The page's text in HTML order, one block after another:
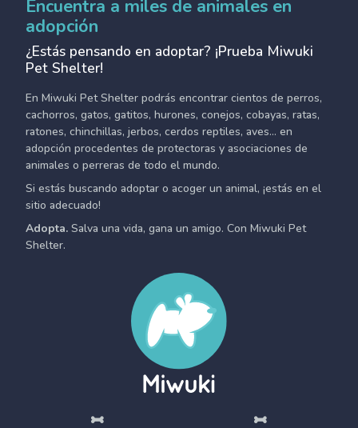
Encuentra a miles de animales en
adopción
¿Estás pensando en adoptar? ¡Prueba Miwuki
Pet Shelter!
En Miwuki Pet Shelter podrás encontrar cientos de perros,
cachorros, gatos, gatitos, hurones, conejos, cobayas, ratas,
ratones, chinchillas, jerbos, cerdos reptiles, aves... en
adopción procedentes de protectoras y asociaciones de
animales o perreras de todo el mundo.
Si estás buscando adoptar o acoger un animal, ¡estás en el
sitio adecuado!
Adopta. Salva una vida, gana un amigo. Con Miwuki Pet
Shelter.